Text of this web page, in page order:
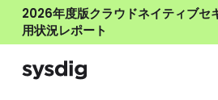
2026年度版クラウドネイティブセ
用状況レポート